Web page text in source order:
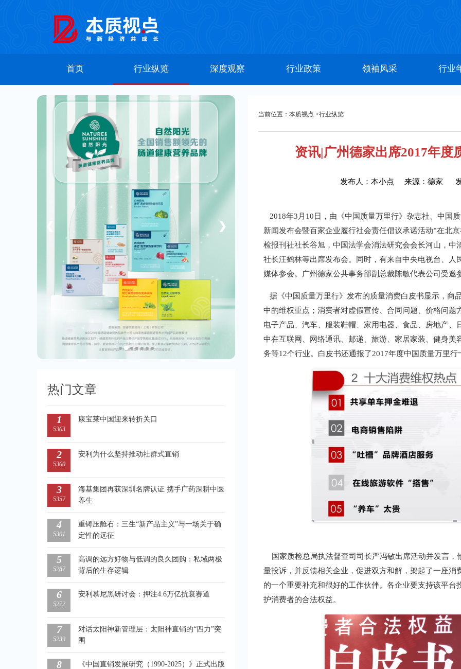
首页 行业纵览 深度观察 行业政策 领袖风采 行业
❯
热门文章
1
5363
康宝莱中国迎来转折关口
2
5360
安利为什么坚持推动社群式直销
3
5357
海基集团再获深圳名牌认证 携手广药深耕中医
养生
4
5301
重铸压舱石：三生“新产品主义”与一场关于确
定性的远征
5
5287
高调的远方好物与低调的良久团购：私域两极
背后的生存逻辑
6
5272
安利慕尼黑研讨会：押注4.6万亿抗衰赛道
7
5239
对话太阳神新管理层：太阳神直销的“四力”突
围
8 《中国直销发展研究（1990-2025）》正式出版
当前位置： 本质视点 >行业纵览
资讯|广州德家出席2017年度
发布人： 本小点 来源： 德家
2018年3月10日，由《中国质量万里行》杂志社、中国
新闻发布会暨百家企业履行社会责任倡议承诺活动”在北
检报刊社社长谷旭，中国法学会消法研究会会长河山，
社长汪鹤林等出席发布会。同时，有来自中央电视台、
媒体参会。广州德家公共事务部副总裁陈敏代表公司受邀
据《中国质量万里行》发布的质量消费白皮书显示，商
中的维权重点；消费者对虚假宣传、合同问题、价格问
电子产品、汽车、服装鞋帽、家用电器、食品、房地产
中在互联网、网络通讯、邮递、旅游、家居家装、健身
务等12个行业。白皮书还通报了2017年度中国质量万里
国家质检总局执法督查司司长严冯敏出席活动并发言，
量投诉，并反馈相关企业，促进双方和解，架起了一座
的一个重要补充和很好的工作伙伴。各企业要支持该平
护消费者的合法权益。